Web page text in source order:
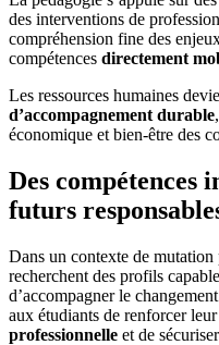
des interventions de
compréhension fine des
compétences directement
Les ressources humaines
d’accompagnement durable
économique et bien-être des
Des compétences
futurs
Dans un contexte de mutation
recherchent des profils
d’accompagner le
aux étudiants de renforcer
professionnelle et de